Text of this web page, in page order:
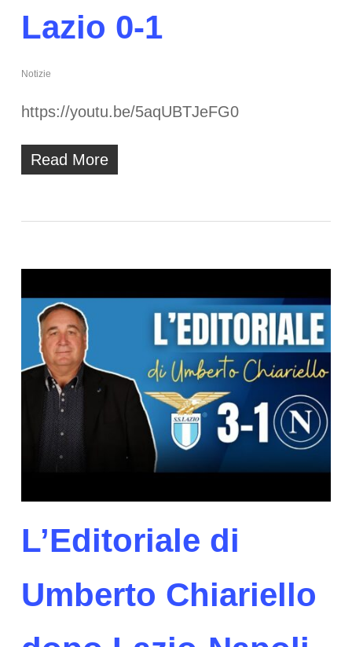
Lazio 0-1
Notizie
https://youtu.be/5aqUBTJeFG0
Read More
L’Editoriale di
Umberto Chiariello